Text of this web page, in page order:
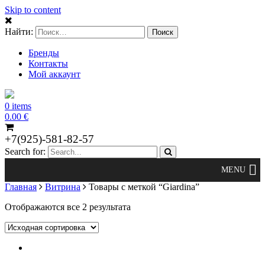
Skip to content
Найти:
Бренды
Контакты
Мой аккаунт
0 items
0.00 €
+7(925)-581-82-57
Search for:
Главная Витрина
Товары с меткой “Giardina”
Отображаются все 2 результата